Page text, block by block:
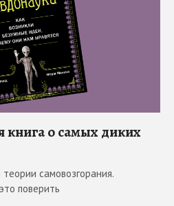
книга о самых диких
самовозгорания.
поверить